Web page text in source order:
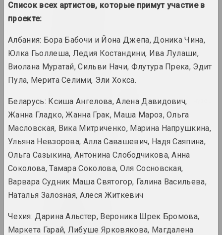
ARTONIST
Камилла Арутюнян
культурологиня, искусствоведка,
Аршыца (Оршица)
объединение
Людвиг Асецкий
художник
художник
Список всех артистов, которые примут участие в
проекте:
Албания: Бора Бабочи и Йона Джепа, Доника Чина,
Юлка Гьоллеша, Ледия Костандини, Ива Лулаши,
Виолана Муратай, Сильви Начи, Флутура Прека, Эдит
Пула, Мерита Селими, Эли Хокса.
Беларусь: Ксиша Ангелова, Алена Давидович,
Жанна Гладко, Жанна Грак, Маша Мароз, Ольга
Масловская, Вика Митриченко, Марина Напрушкина,
Ульяна Невзорова, Алла Савашевич, Надя Саяпина,
Ольга Сазыкина, Антонина Слободчикова, Анна
Соколова, Тамара Соколова, Оля Сосновская,
Варвара Судник Маша Святогор, Галина Васильева,
Наталья Залозная, Алеся Житкевич
Чехия: Дарина Альстер, Вероника Шрек Бромова,
Маркета Гарай, Либуше Ярковякова, Магдалена